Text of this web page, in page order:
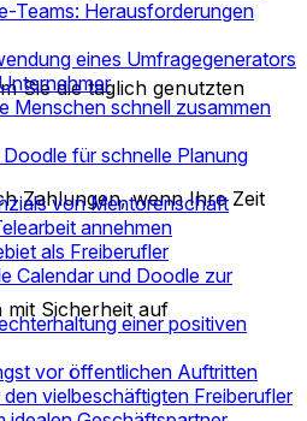
Sie die täglich genutzten
Zahlungen, wenn Ihre Zeit
mit Sicherheit auf
Teams: Herausforderungen
eines Umfragegenerators
Menschen schnell zusammen
für schnelle Planung
von Mentorenschaft
annehmen
als Freiberufler
Calendar und Doodle zur
einer positiven
vor öffentlichen Auftritten
vielbeschäftigten Freiberufler